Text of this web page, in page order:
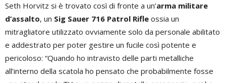
Seth Horvitz si è trovato così di fronte a un’arma militare
d’assalto, un Sig Sauer 716 Patrol Rifle ossia un
mitragliatore utilizzato ovviamente solo da personale abilitato
e addestrato per poter gestire un fucile così potente e
pericoloso: “Quando ho intravisto delle parti metalliche
all’interno della scatola ho pensato che probabilmente fosse